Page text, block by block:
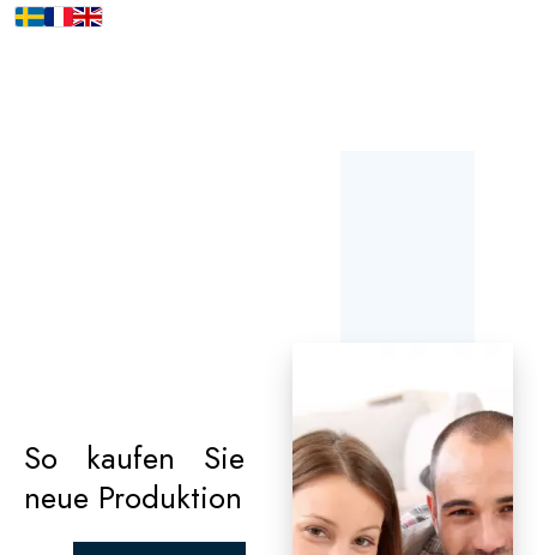
So kaufen Sie
neue Produktion